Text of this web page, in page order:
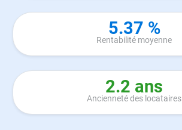
5.37 %
Rentabilité moyenne
2.2 ans
Ancienneté des locataires